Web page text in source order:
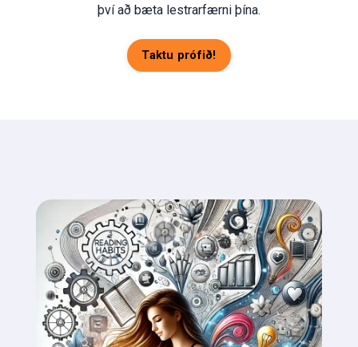
því að bæta lestrarfærni þína.
Taktu prófið!